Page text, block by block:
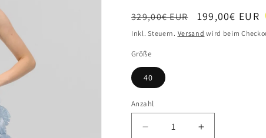
Normaler Preis
329,00€ EUR Verkaufspreis
199,00€ EUR
Inkl. Steuern. Versand wird beim
Größe
40
Anzahl
Anzahl
Verringere die Menge
Erhöhe die